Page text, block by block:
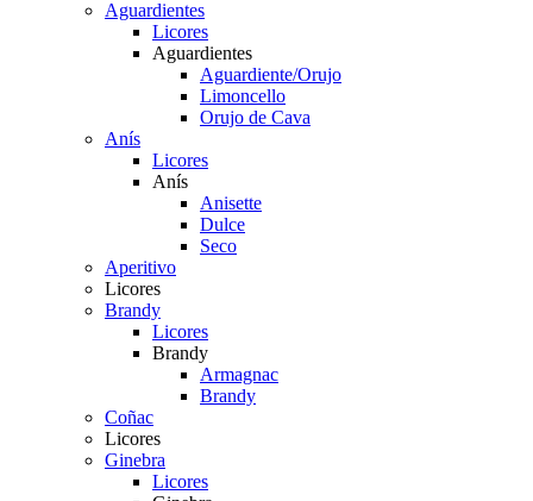
Aguardientes
Licores
Aguardientes
Aguardiente/Orujo
Limoncello
Orujo de Cava
Anís
Licores
Anís
Anisette
Dulce
Seco
Aperitivo
Licores
Brandy
Licores
Brandy
Armagnac
Brandy
Coñac
Licores
Ginebra
Licores